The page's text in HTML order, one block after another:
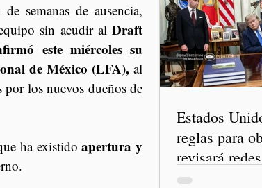
semanas de ausencia,
sin acudir al Draft
este miércoles su
de México (LFA), al
los nuevos dueños de
ha existido apertura y
Estados
reglas para
revisará
freno al